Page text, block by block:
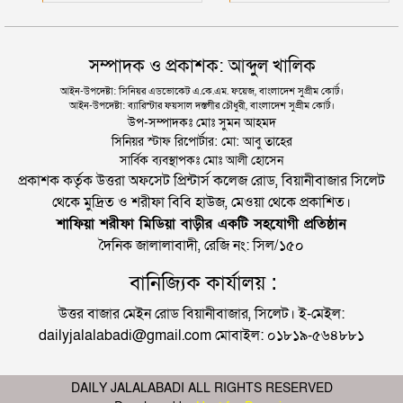
সম্পাদক ও প্রকাশক: আব্দুল খালিক
আইন-উপদেষ্টা: সিনিয়র এডভোকেট এ.কে.এম. ফয়েজ, বাংলাদেশ সুপ্রীম কোর্ট।
আইন-উপদেষ্টা: ব্যারিস্টার ফয়সাল দস্তগীর চৌধুরী, বাংলাদেশ সুপ্রীম কোর্ট।
উপ-সম্পাদকঃ মোঃ সুমন আহমদ
সিনিয়র স্টাফ রিপোর্টার: মো: আবু তাহের
সার্বিক ব্যবস্থাপকঃ মোঃ আলী হোসেন
প্রকাশক কর্তৃক উত্তরা অফসেট প্রিন্টার্স কলেজ রোড, বিয়ানীবাজার সিলেট
থেকে মুদ্রিত ও শরীফা বিবি হাউজ, মেওয়া থেকে প্রকাশিত।
শাফিয়া শরীফা মিডিয়া বাড়ীর একটি সহযোগী প্রতিষ্ঠান
দৈনিক জালালাবাদী, রেজি নং: সিল/১৫০
বানিজ্যিক কার্যালয় :
উত্তর বাজার মেইন রোড বিয়ানীবাজার, সিলেট। ই-মেইল:
dailyjalalabadi@gmail.com মোবাইল: ০১৮১৯-৫৬৪৮৮১
DAILY JALALABADI ALL RIGHTS RESERVED